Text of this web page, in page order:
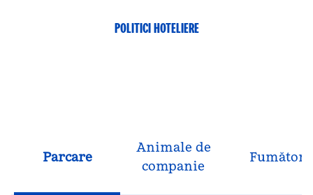
POLITICI HOTELIERE
Parcare
Animale de
companie
Fumători